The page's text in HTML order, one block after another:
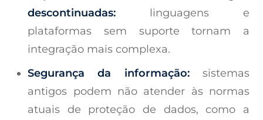
descontinuadas: linguagens e
plataformas sem suporte tornam a
integração mais complexa.
Segurança da informação:sistemas
antigos podem não atender às normas
atuais de proteção de dados, como a